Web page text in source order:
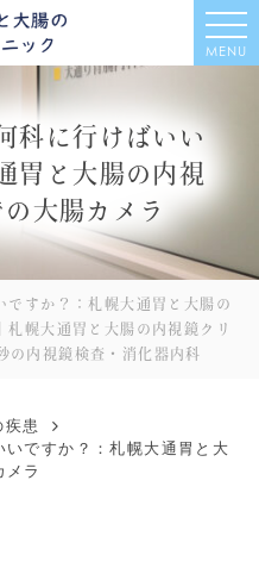
MENU
科に行けばいい
胃と大腸の内視
大腸カメラ
ですか？：札幌大通胃と大腸の
幌大通胃と大腸の内視鏡クリ
の内視鏡検査・消化器内科
疾患
ですか？：札幌大通胃と大
メラ